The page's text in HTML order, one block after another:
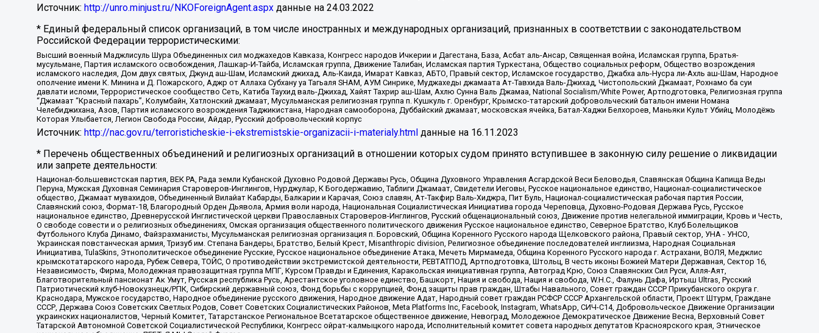
Источник: http://unro.minjust.ru/NKOForeignAgent.aspx данные на 24.03.2022
* Единый федеральный список организаций, в том числе иностранных и международных организаций, признанных в соответствии с законодательством
Российской Федерации террористическими:
Высший военный Маджлисуль Шура Объединенных сил моджахедов Кавказа, Конгресс народов Ичкерии и Дагестана, База, Асбат аль-Ансар, Священная война, Исламская группа, Братья-
мусульмане, Партия исламского освобождения, Лашкар-И-Тайба, Исламская группа, Движение Талибан, Исламская партия Туркестана, Общество социальных реформ, Общество возрождения
исламского наследия, Дом двух святых, Джунд аш-Шам, Исламский джихад, Аль-Каида, Имарат Кавказ, АБТО, Правый сектор, Исламское государство, Джабха аль-Нусра ли-Ахль аш-Шам, Народное
ополчение имени К. Минина и Д. Пожарского, Аджр от Аллаха Субхану уа Тагьаля SHAM, АУМ Синрике, Муджахеды джамаата Ат-Тавхида Валь-Джихад, Чистопольский Джамаат, Рохнамо ба суи
давлати исломи, Террористическое сообщество Сеть, Катиба Таухид валь-Джихад, Хайят Тахрир аш-Шам, Ахлю Сунна Валь Джамаа, National Socialism/White Power, Артподготовка, Религиозная группа
“Джамаат “Красный пахарь”, Колумбайн, Хатлонский джамаат, Мусульманская религиозная группа п. Кушкуль г. Оренбург, Крымско-татарский добровольческий батальон имени Номана
Челебиджихана, Азов, Партия исламского возрождения Таджикистана, Народная самооборона, Дуббайский джамаат, московская ячейка, Батал-Хаджи Белхороев, Маньяки Культ Убийц, Молодёжь
Которая Улыбается, Легион Свобода России, Айдар, Русский добровольческий корпус
Источник: http://nac.gov.ru/terroristicheskie-i-ekstremistskie-organizacii-i-materialy.html данные на 16.11.2023
* Перечень общественных объединений и религиозных организаций в отношении которых судом принято вступившее в законную силу решение о ликвидации
или запрете деятельности:
Национал-большевистская партия, ВЕК РА, Рада земли Кубанской Духовно Родовой Державы Русь, Община Духовного Управления Асгардской Веси Беловодья, Славянская Община Капища Веды
Перуна, Мужская Духовная Семинария Староверов-Инглингов, Нурджулар, К Богодержавию, Таблиги Джамаат, Свидетели Иеговы, Русское национальное единство, Национал-социалистическое
общество, Джамаат мувахидов, Объединенный Вилайат Кабарды, Балкарии и Карачая, Союз славян, Ат-Такфир Валь-Хиджра, Пит Буль, Национал-социалистическая рабочая партия России,
Славянский союз, Формат-18, Благородный Орден Дьявола, Армия воли народа, Национальная Социалистическая Инициатива города Череповца, Духовно-Родовая Держава Русь, Русское
национальное единство, Древнерусской Инглистической церкви Православных Староверов-Инглингов, Русский общенациональный союз, Движение против нелегальной иммиграции, Кровь и Честь,
О свободе совести и о религиозных объединениях, Омская организация общественного политического движения Русское национальное единство, Северное Братство, Клуб Болельщиков
Футбольного Клуба Динамо, Файзрахманисты, Мусульманская религиозная организация п. Боровский, Община Коренного Русского народа Щелковского района, Правый сектор, УНА - УНСО,
Украинская повстанческая армия, Тризуб им. Степана Бандеры, Братство, Белый Крест, Misanthropic division, Религиозное объединение последователей инглиизма, Народная Социальная
Инициатива, TulaSkins, Этнополитическое объединение Русские, Русское национальное объединение Атака, Мечеть Мирмамеда, Община Коренного Русского народа г. Астрахани, ВОЛЯ, Меджлис
крымскотатарского народа, Рубеж Севера, ТОЙС, О противодействии экстремистской деятельности, РЕВТАТПОД, Артподготовка, Штольц, В честь иконы Божией Матери Державная, Сектор 16,
Независимость, Фирма, Молодежная правозащитная группа МПГ, Курсом Правды и Единения, Каракольская инициативная группа, Автоград Крю, Союз Славянских Сил Руси, Алля-Аят,
Благотворительный пансионат Ак Умут, Русская республика Русь, Арестантское уголовное единство, Башкорт, Нация и свобода, Нация и свобода, W.H.С., Фалунь Дафа, Иртыш Ultras, Русский
Патриотический клуб-Новокузнецк/РПК, Сибирский державный союз, Фонд борьбы с коррупцией, Фонд защиты прав граждан, Штабы Навального, Совет граждан СССР Прикубанского округа г.
Краснодара, Мужское государство, Народное объединение русского движения, Народное движение Адат, Народный совет граждан РСФСР СССР Архангельской области, Проект Штурм, Граждане
СССР, Держава Союз Советских Светлых Родов, Совет Советских Социалистических Районов, Meta Platforms Inc, Facebook, Instagram, WhatsApp, СИЧ-С14, Добровольческое Движение Организации
украинских националистов, Черный Комитет, Татарстанское Региональное Всетатарское общественное движение, Невоград, Молодежное Демократическое Движение Весна, Верховный Совет
Татарской Автономной Советской Социалистической Республики, Конгресс ойрат-калмыцкого народа, Исполнительный комитет совета народных депутатов Красноярского края, Этническое